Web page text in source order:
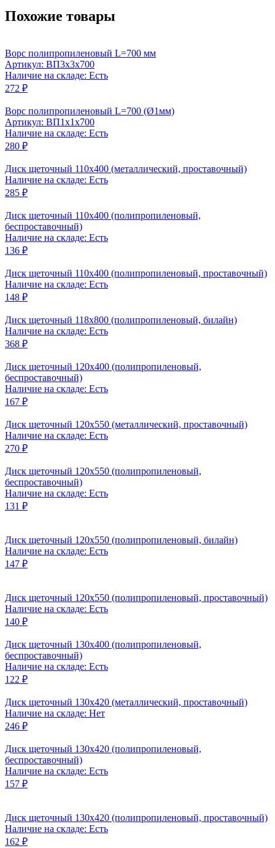
Похожие товары
Ворс полипропиленовый L=700 мм
Артикул: ВП3x3x700
Наличие на складе: Есть
272 ₽
Ворс полипропиленовый L=700 (Ø1мм)
Артикул: ВП1x1x700
Наличие на складе: Есть
280 ₽
Диск щеточный 110x400 (металлический, проставочный)
Наличие на складе: Есть
285 ₽
Диск щеточный 110x400 (полипропиленовый,
беспроставочный)
Наличие на складе: Есть
136 ₽
Диск щеточный 110x400 (полипропиленовый, проставочный)
Наличие на складе: Есть
148 ₽
Диск щеточный 118x800 (полипропиленовый, билайн)
Наличие на складе: Есть
368 ₽
Диск щеточный 120x400 (полипропиленовый,
беспроставочный)
Наличие на складе: Есть
167 ₽
Диск щеточный 120x550 (металлический, проставочный)
Наличие на складе: Есть
270 ₽
Диск щеточный 120x550 (полипропиленовый,
беспроставочный)
Наличие на складе: Есть
131 ₽
Диск щеточный 120x550 (полипропиленовый, билайн)
Наличие на складе: Есть
147 ₽
Диск щеточный 120x550 (полипропиленовый, проставочный)
Наличие на складе: Есть
140 ₽
Диск щеточный 130x400 (полипропиленовый,
беспроставочный)
Наличие на складе: Есть
122 ₽
Диск щеточный 130x420 (металлический, проставочный)
Наличие на складе: Нет
246 ₽
Диск щеточный 130x420 (полипропиленовый,
беспроставочный)
Наличие на складе: Есть
157 ₽
Диск щеточный 130x420 (полипропиленовый, проставочный)
Наличие на складе: Есть
162 ₽